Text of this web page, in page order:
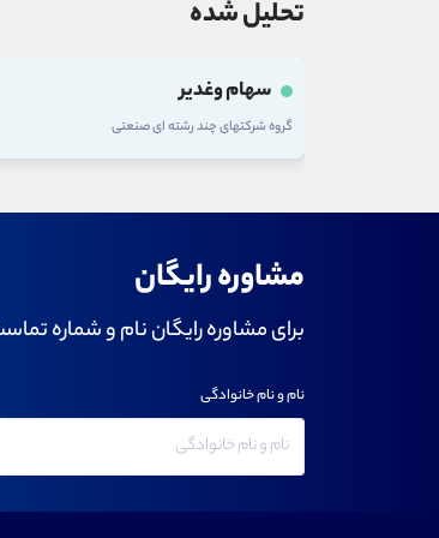
تحلیل شده
سهام وغدیر
گروه شرکتهای چند رشته ای صنعتی
مشاوره رایگان
برای مشاوره رایگان نام و شماره
نام و نام خانوادگی